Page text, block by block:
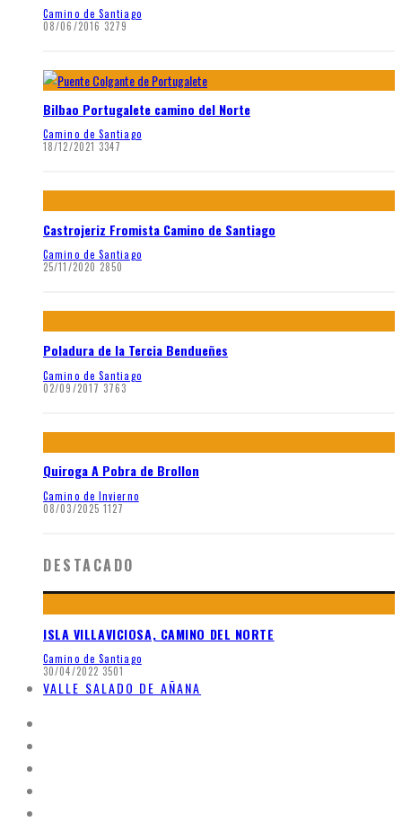
Camino de Santiago
08/06/2016 3279
Bilbao Portugalete camino del Norte
Camino de Santiago
18/12/2021 3347
Castrojeriz Fromista Camino de Santiago
Camino de Santiago
25/11/2020 2850
Poladura de la Tercia Bendueñes
Camino de Santiago
02/09/2017 3763
Quiroga A Pobra de Brollon
Camino de Invierno
08/03/2025 1127
DESTACADO
ISLA VILLAVICIOSA, CAMINO DEL NORTE
Camino de Santiago
30/04/2022 3501
VALLE SALADO DE AÑANA